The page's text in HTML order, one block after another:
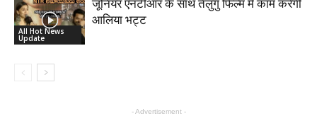
All Hot News
Update
जूनियर एनटीआर के साथ तेलुगु फिल्म में काम करेगी
आलिया भट्ट
- Advertisement -